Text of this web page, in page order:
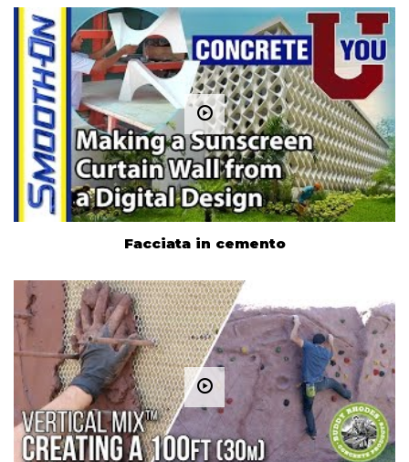
Facciata in cemento